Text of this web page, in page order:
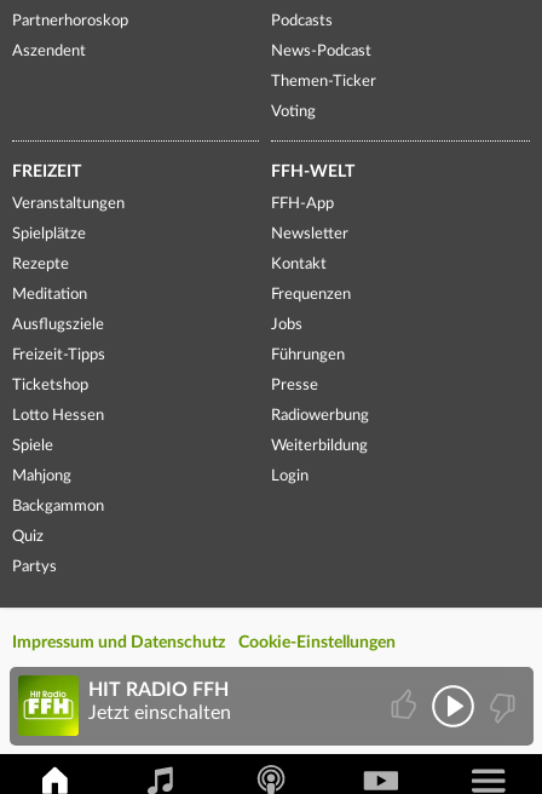
Partnerhoroskop
Aszendent
Podcasts
News-Podcast
Themen-Ticker
Voting
FREIZEIT
Veranstaltungen
Spielplätze
Rezepte
Meditation
Ausflugsziele
Freizeit-Tipps
Ticketshop
Lotto Hessen
Spiele
Mahjong
Backgammon
Quiz
Partys
FFH-WELT
FFH-App
Newsletter
Kontakt
Frequenzen
Jobs
Führungen
Presse
Radiowerbung
Weiterbildung
Login
Impressum und Datenschutz Cookie-Einstellungen
HIT RADIO FFH
Jetzt einschalten